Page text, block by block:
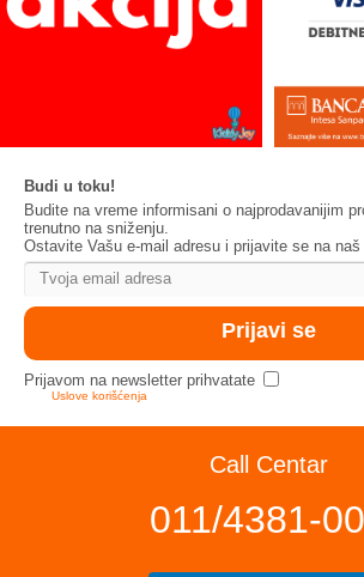
Budi u toku!
Budite na vreme informisani o najprodavanijim
trenutno na sniženju.
Ostavite Vašu e-mail adresu i prijavite se na naš
Prijavom na newsletter prihvatate
Uslove korišćenja
Call Centar
011/4381-